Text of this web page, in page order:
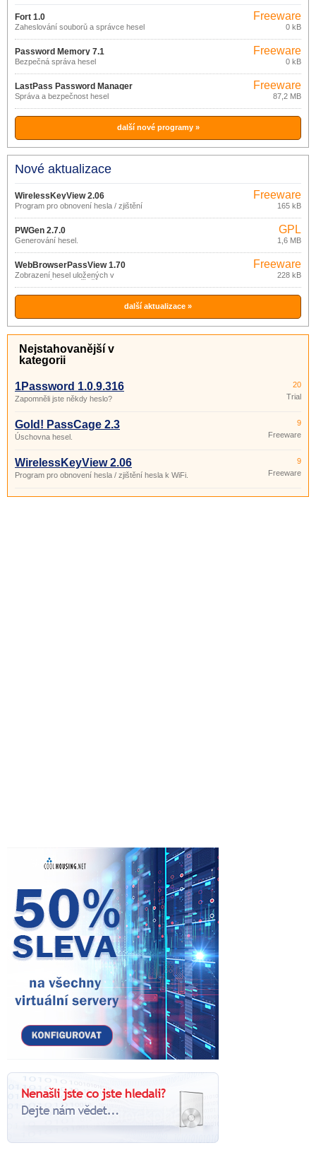
Fort 1.0
Zaheslování souborů a správce hesel
Freeware
0 kB
Password Memory 7.1
Bezpečná správa hesel
Freeware
0 kB
LastPass Password Manager
4.55.0
Správa a bezpečnost hesel
Freeware
87,2 MB
další nové programy »
Nové aktualizace
WirelessKeyView 2.06
Program pro obnovení hesla / zjištění
Freeware
165 kB
PWGen 2.7.0
Generování hesel.
GPL
1,6 MB
WebBrowserPassView 1.70
Zobrazení hesel uložených v
internetových prohlížečích.
Freeware
228 kB
další aktualizace »
Nejstahovanější v
kategorii
1Password 1.0.9.316
Zapomněli jste někdy heslo?
20
Trial
Gold! PassCage 2.3
Úschovna hesel.
9
Freeware
WirelessKeyView 2.06
Program pro obnovení hesla / zjištění hesla k WiFi.
9
Freeware